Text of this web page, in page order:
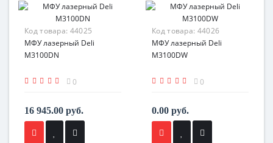
Код товара: 44025
МФУ лазерный Deli
M3100DN
0
16 945.00 руб.
Код товара: 44026
МФУ лазерный Deli
M3100DW
0
0.00 руб.